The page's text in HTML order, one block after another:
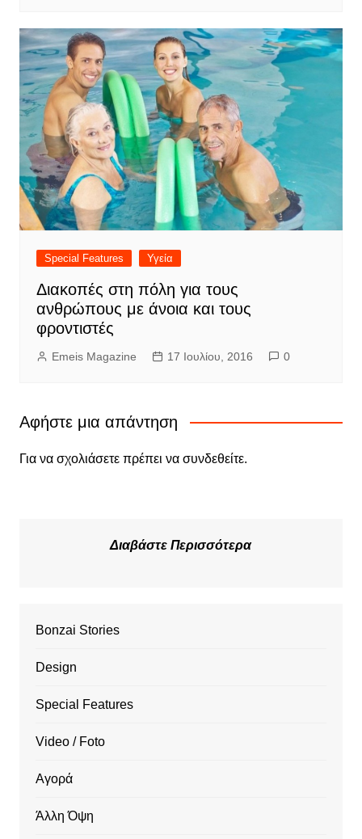
Special Features Υγεία
Διακοπές στη πόλη για τους
ανθρώπους με άνοια και τους
φροντιστές
Emeis Magazine 17 Ιουλίου, 2016 0
Αφήστε μια απάντηση
Για να σχολιάσετε πρέπει να συνδεθείτε.
Διαβάστε Περισσότερα
Bonzai Stories
Design
Special Features
Video / Foto
Αγορά
Άλλη Όψη